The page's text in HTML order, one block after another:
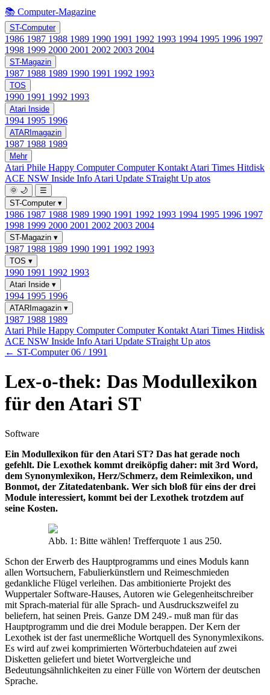
📚 Computer-Magazine
ST-Computer
1986 1987 1988 1989 1990 1991 1992 1993 1994 1995 1996 1997
1998 1999 2000 2001 2002 2003 2004
ST-Magazin
1987 1988 1989 1990 1991 1992 1993
TOS
1990 1991 1992 1993
Atari Inside
1994 1995 1996
ATARImagazin
1987 1988 1989
Mehr
Atari Phile Happy ComputerComputer Kontakt Atari Times Hitdisk
ACE NSW Inside Info Atari Update STraight Up atos
🌞 🌙
☰
ST-Computer ▾
1986 1987 1988 1989 1990 1991 1992 1993 1994 1995 1996 1997
1998 1999 2000 2001 2002 2003 2004
ST-Magazin ▾
1987 1988 1989 1990 1991 1992 1993
TOS ▾
1990 1991 1992 1993
Atari Inside ▾
1994 1995 1996
ATARImagazin ▾
1987 1988 1989
Atari Phile Happy ComputerComputer Kontakt Atari Times Hitdisk
ACE NSW Inside Info Atari Update STraight Up atos
← ST-Computer 06 / 1991
Lex-o-thek: Das Modullexikon
für den Atari ST
Software
Ein Modullexikon für den Atari ST? Das hat gerade noch
gefehlt. Die Lexothek kommt dreiköpfig daher: mit 3rd Word,
dem Synonymlexikon, Herz/Schmerz, dem Reimlexikon, und
Bonmot, der Zitatedatenbank. Wer sich bloß für eins der drei
Module interessiert, kommt bei der Lexothek trotzdem auf
seine Kosten.
Abb. 1: Bitte wählen! Trefferquote 1 aus 250.
Schon der Erwerb des Hauptprogramms und eines Moduls kann
allen Wortsuchern, Fabulierkünstlern und Reimeschmieden
gedankliche Flügel verleihen. Das ambitionierte Projekt des
Wuppertaler Software-Hauses, Autoren wie Gelegenheitschreiber
mit Sprach-material für alle Sprach- und Ausdruckszweifel zu
beliefern, hat seinen Preis. Ganze DM 249.- muß man für das
Hauptprogramm und die drei Module berappen. Der Kern der
Lexothek ist der fast unermeßliche Wortquell des Synonymlexikons.
Es wird auf zwei komprimierten Wörterbuchdateien auf zwei
Disketten geliefert und bietet Wortvergleiche und
Bedeutungsähnlichkeiten zu einer Fülle von Wörtern der deutschen
Sprache.